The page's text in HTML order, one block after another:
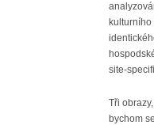
site-
Tři
bychom